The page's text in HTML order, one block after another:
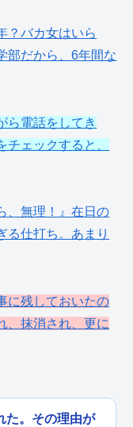
？バカ女はいら
部だから、6年間な
ら電話をしてき
ェックすると、
、無理！』在日の
る仕打ち。あまり
に残しておいたの
、抹消され、更に
た。その理由が